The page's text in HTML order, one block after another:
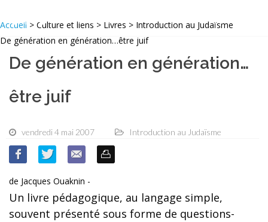
Accueil > Culture et liens > Livres > Introduction au Judaïsme
De génération en génération…être juif
De génération en génération…
être juif
vendredi 4 mai 2007 Introduction au Judaïsme
de Jacques Ouaknin -
Un livre pédagogique, au langage simple,
souvent présenté sous forme de questions-